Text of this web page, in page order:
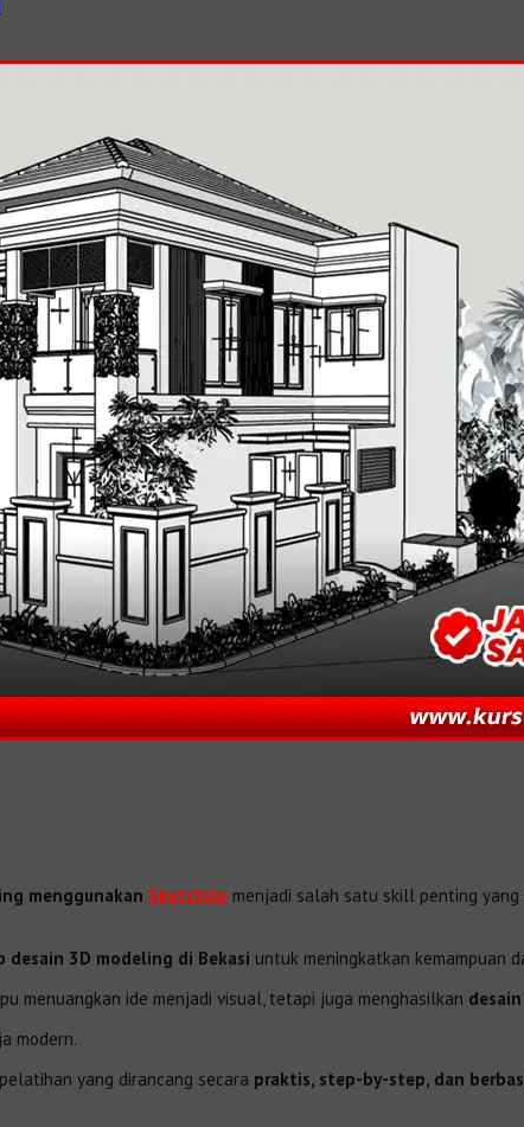
menggunakan SketchUp menjadi salah satu skill penting
desain 3D modeling di Bekasi untuk meningkatkan kemampuan
menuangkan ide menjadi visual, tetapi juga menghasilkan
modern.
yang dirancang secara praktis, step-by-step, dan